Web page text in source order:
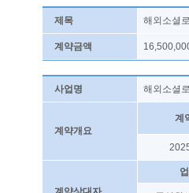
제목 해외소셜
계약금액
사업명 해외소셜
계약개요
계